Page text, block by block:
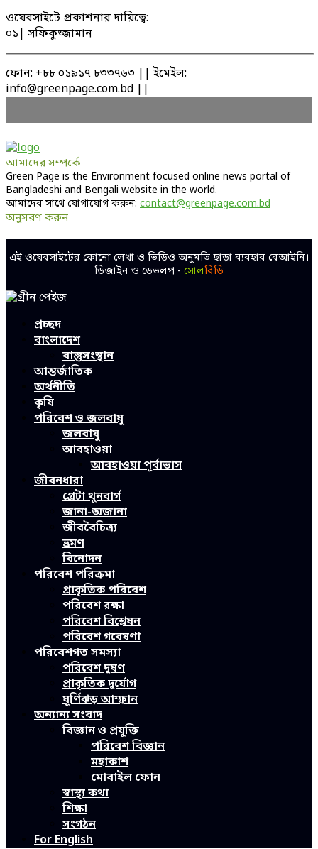
ওয়েবসাইটে প্রকাশনার দায়িত্বে:
০১| সফিকুজ্জামান
ফোন: +৮৮ ০১৯১৭ ৮৩৩৭৬৩ || ইমেইল:
info@greenpage.com.bd ||
আমাদের সম্পর্কে
Green Page is the Environment focused online news portal of
Bangladeshi and Bengali website in the world.
আমাদের সাথে যোগাযোগ করুন: contact@greenpage.com.bd
অনুসরণ করুন
এই ওয়েবসাইটের কোনো লেখা ও ভিডিও অনুমতি ছাড়া ব্যবহার বেআইনি।
ডিজাইন ও ডেভলপ - সোলবিডি
প্রচ্ছদ
বাংলাদেশ
বাস্তুসংস্থান
আন্তর্জাতিক
অর্থনীতি
কৃষি
পরিবেশ ও জলবায়ু
জলবায়ু
আবহাওয়া
আবহাওয়া পূর্বাভাস
জীবনধারা
গ্রেটা থুনবার্গ
জানা-অজানা
জীববৈচিত্র্য
ভ্রমণ
বিনোদন
পরিবেশ পরিক্রমা
প্রাকৃতিক পরিবেশ
পরিবেশ রক্ষা
পরিবেশ বিশ্লেষন
পরিবেশ গবেষণা
পরিবেশগত সমস্যা
পরিবেশ দূষণ
প্রাকৃতিক দুর্যোগ
ঘূর্ণিঝড় আম্ফান
অন্যান্য সংবাদ
বিজ্ঞান ও প্রযুক্তি
পরিবেশ বিজ্ঞান
মহাকাশ
মোবাইল ফোন
স্বাস্থ্য কথা
শিক্ষা
সংগঠন
For English